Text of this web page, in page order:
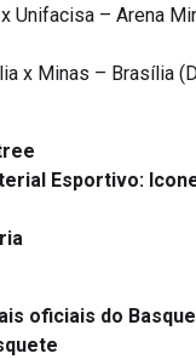
Unifacisa – Arena
x Minas – Brasília
Esportivo:
oficiais do